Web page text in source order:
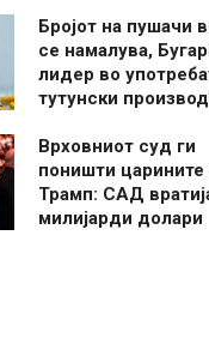
Бројот на пушачи
се намалува,
лидер во
тутунски
Врховниот суд ги
поништи царините
Трамп: САД
милијарди долари